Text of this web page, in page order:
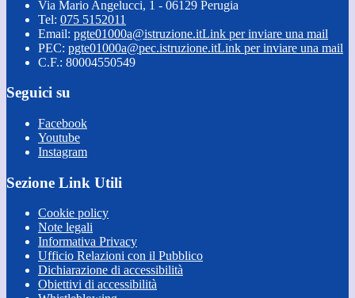
Via Mario Angelucci, 1 - 06129 Perugia
Tel: 075 5152011
Email: pgte01000a@istruzione.itLink per inviare una mail
PEC: pgte01000a@pec.istruzione.itLink per inviare una mail
C.F.: 80004550549
Seguici su
Facebook
Youtube
Instagram
Sezione Link Utili
Cookie policy
Note legali
Informativa Privacy
Ufficio Relazioni con il Pubblico
Dichiarazione di accessibilità
Obiettivi di accessibilità